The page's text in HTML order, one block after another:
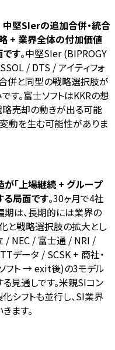
堅SIerの追加合併・統合
+ 業界全体の付加価値
す。中堅SIer (BIPROGY
/ DTS / アイティフォ
併と同型の戦略選択肢が
。富士ソフトはKKRの想
売却の動きが出る可能
動を生む可能性がありま
「上場継続 + グループ
る局面です。30ヶ月で4社
は、長期的には業界の
と戦略選択肢の拡大とし
/ NEC / 富士通 / NRI /
データ / SCSK + 商社・
フト → exit後)の3モデル
見通しです。米親SIコン
シフトも並行し、SI業界
ます。